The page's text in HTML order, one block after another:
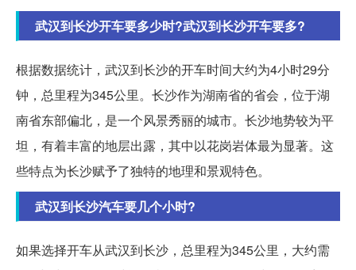
武汉到长沙开车要多少时?武汉到长沙开车要多?
根据数据统计，武汉到长沙的开车时间大约为4小时29分
钟，总里程为345公里。长沙作为湖南省的省会，位于湖
南省东部偏北，是一个风景秀丽的城市。长沙地势较为平
坦，有着丰富的地层出露，其中以花岗岩体最为显著。这
些特点为长沙赋予了独特的地理和景观特色。
武汉到长沙汽车要几个小时?
如果选择开车从武汉到长沙，总里程为345公里，大约需